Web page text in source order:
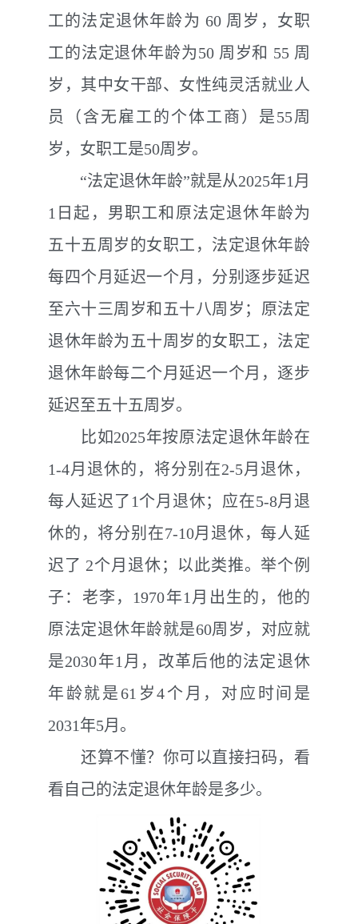
工的法定退休年龄为 60 周岁，女职
工的法定退休年龄为50 周岁和 55 周
岁，其中女干部、女性纯灵活就业人
员（含无雇工的个体工商）是55周
岁，女职工是50周岁。
“法定退休年龄”就是从2025年1 月
1 日起，男职工和原法定退休年龄为
五十五周岁的女职工，法定退休年龄
每四个月延迟一个月，分别逐步延迟
至六十三周岁和五十八周岁；原法定
退休年龄为五十周岁的女职工，法定
退休年龄每二个月延迟一个月，逐步
延迟至五十五周岁。
比如2025年按原法定退休年龄在
1-4月退休的，将分别在2-5月退休，
每人延迟了 1 个月退休；应在5-8月退
休的，将分别在7-10月退休，每人延
迟了 2个月退休；以此类推。举个例
子 ：老李，1970年1 月出生的，他的
原法定退休年龄就是60周岁，对应就
是2030年1 月，改革后他的法定退休
年龄就是 61 岁4个月，对应时间是
2031 年5月。
还算不懂？你可以直接扫码，看
看自己的法定退休年龄是多少。